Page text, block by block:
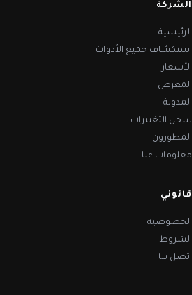
الشركة
الرئيسية
استكشاف جميع الأدوات
الأسعار
المعرض
المدونة
سجل التغييرات
المطورون
معلومات عنا
قانوني
الخصوصية
الشروط
اتصل بنا